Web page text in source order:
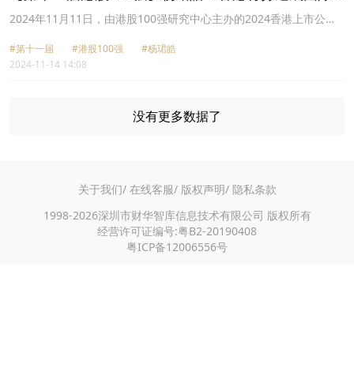
绿色金融中心
2024年11月11日，由港股100强研究中心主办的2024香港上市公司
功举行。出席致辞的重磅嘉宾包括香港特别行政区创新科技及工业局
副局长张曼莉女士，深商会联合党委副书记、深商总会秘书长、深圳
国际首席执行官杨珺皓应邀出席，并代表中诚信绿金国际与港股100
#第十一届 #港股100强
#杨珺皓
2024-11-14 14:08
没有更多数据了
关于我们/ 在线客服/ 版权声明/ 隐私条款
1998-2026深圳市财华智库信息技术有限公司 版权所有
经营许可证编号:粤B2-20190408
粤ICP备12006556号